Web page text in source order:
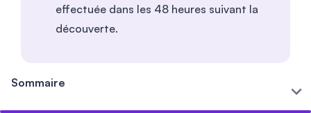
effectuée dans les 48 heures suivant la
découverte.
Sommaire